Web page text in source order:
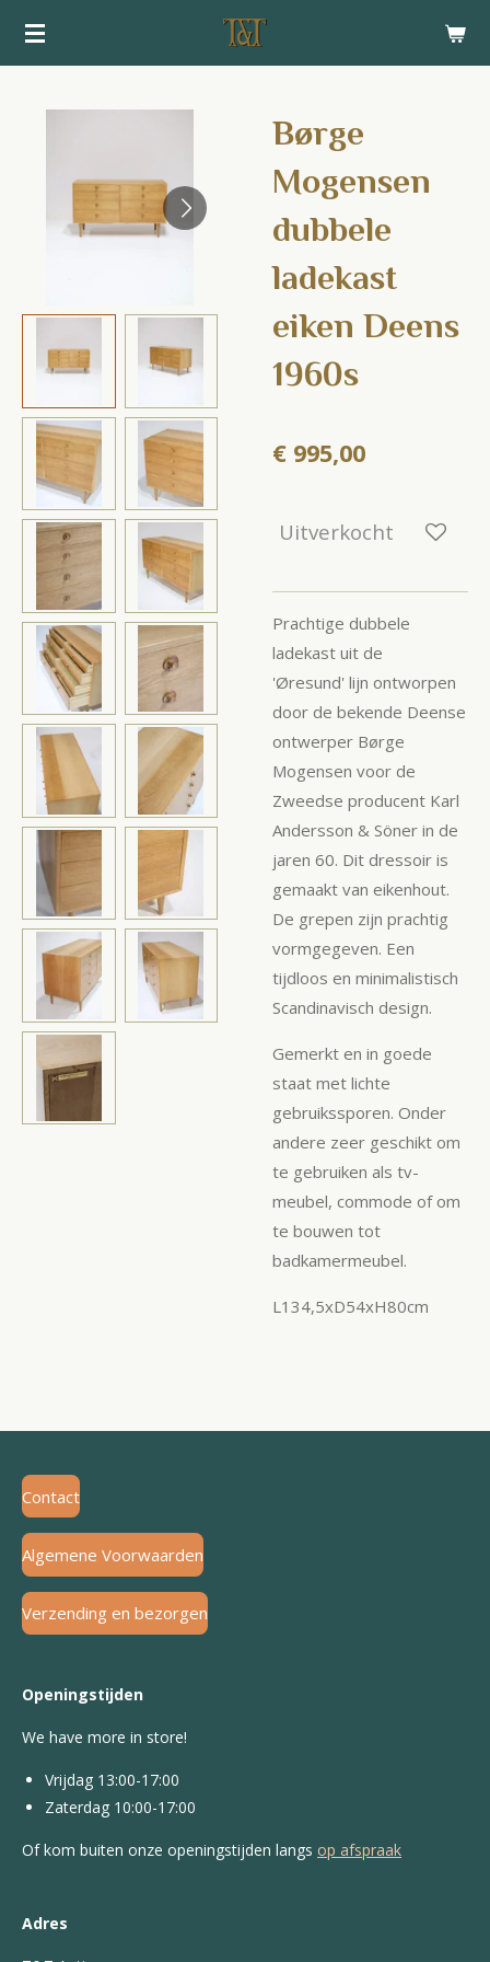
Ga
Børge
Mogensen
dubbele
ladekast
eiken Deens
1960s
€ 995,00
Uitverkocht
Prachtige dubbele
ladekast uit de
'Øresund' lijn ontworpen
door de bekende Deense
ontwerper Børge
Mogensen voor de
Zweedse producent Karl
Andersson & Söner in de
jaren 60. Dit dressoir is
gemaakt van eikenhout.
De grepen zijn prachtig
vormgegeven. Een
tijdloos en minimalistisch
Scandinavisch design.
Gemerkt en in goede
staat met lichte
gebruikssporen. Onder
andere zeer geschikt om
te gebruiken als tv-
meubel, commode of om
te bouwen tot
badkamermeubel.
L134,5xD54xH80cm
Contact
Algemene Voorwaarden
Verzending en bezorgen
Openingstijden
We have more in store!
Vrijdag 13:00-17:00
Zaterdag 10:00-17:00
Of kom buiten onze openingstijden langs op afspraak
Adres